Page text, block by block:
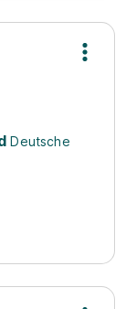
Deutsche